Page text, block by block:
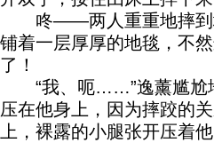
咚——两人重重地摔到
铺着一层厚厚的地毯，不
了！
“我、呃……”逸薰尴尬
压在他身上，因为摔跤的
上，裸露的小腿张开压